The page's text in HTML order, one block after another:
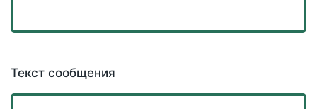
Текст сообщения